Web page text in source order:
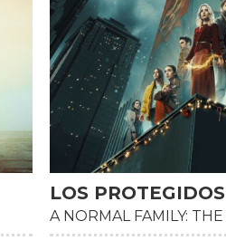
HD
LOS
A NORMAL FAMILY: